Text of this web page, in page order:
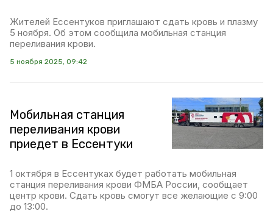
Жителей Ессентуков приглашают сдать кровь и плазму
5 ноября. Об этом сообщила мобильная станция
переливания крови.
5 ноября 2025, 09:42
Мобильная станция
переливания крови
приедет в Ессентуки
1 октября в Ессентуках будет работать мобильная
станция переливания крови ФМБА России, сообщает
центр крови. Сдать кровь смогут все желающие с 9:00
до 13:00.